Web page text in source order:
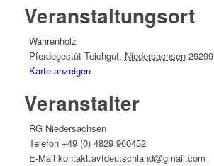
Veranstaltungsort
Wahrenholz
Pferdegestüt Teichgut, Niedersachsen 29299
Karte anzeigen
Veranstalter
RG Niedersachsen
Telefon +49 (0) 4829 960452
E-Mail kontakt.avfdeutschland@gmail.com